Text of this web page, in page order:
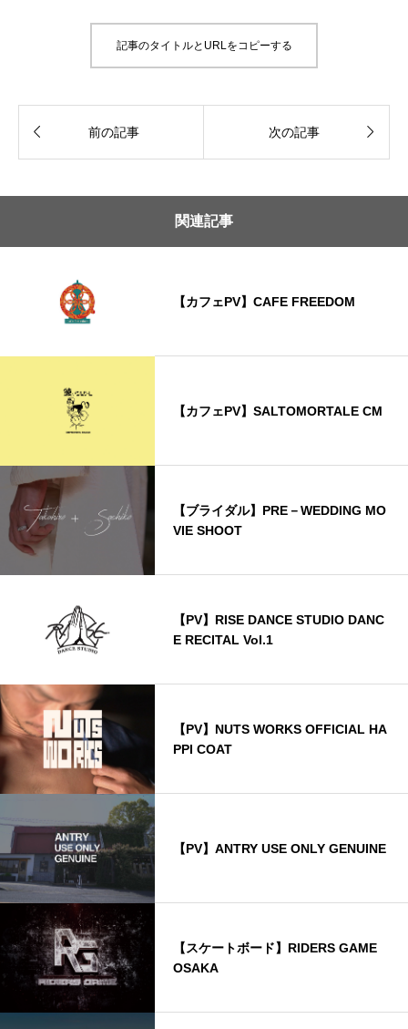
記事のタイトルとURLをコピーする
 前の記事 次の記事 
関連記事
【カフェPV】CAFE FREEDOM
【カフェPV】SALTOMORTALE CM
【ブライダル】PRE－WEDDING MO
VIE SHOOT
【PV】RISE DANCE STUDIO DANC
E RECITAL Vol.1
【PV】NUTS WORKS OFFICIAL HA
PPI COAT
【PV】ANTRY USE ONLY GENUINE
【スケートボード】RIDERS GAME
OSAKA